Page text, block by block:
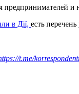
и
в Дії, есть
t.me/